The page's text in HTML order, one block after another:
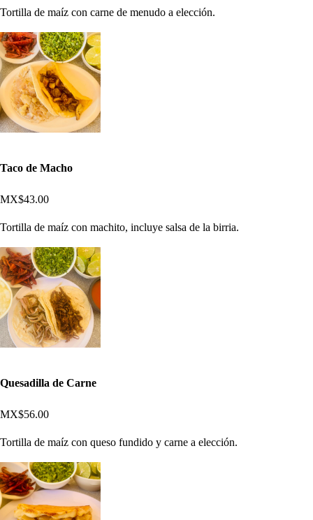
Tortilla de maíz con carne de menudo a elección.
Taco de Macho
MX$43.00
Tortilla de maíz con machito, incluye salsa de la birria.
Quesadilla de Carne
MX$56.00
Tortilla de maíz con queso fundido y carne a elección.